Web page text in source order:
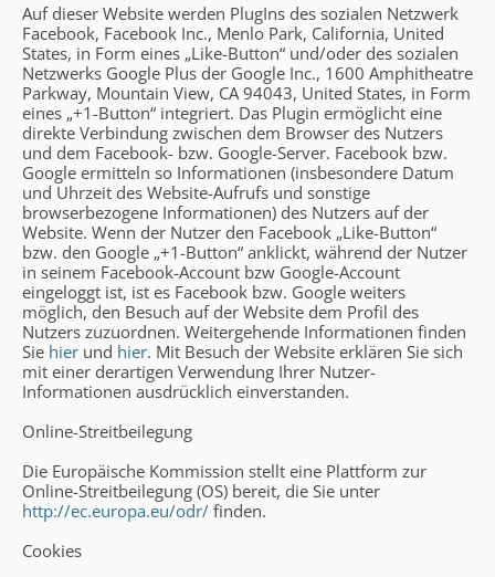
Auf dieser Website werden PlugIns des sozialen Netzwerk
Facebook, Facebook Inc., Menlo Park, California, United
States, in Form eines „Like-Button“ und/oder des sozialen
Netzwerks Google Plus der Google Inc., 1600 Amphitheatre
Parkway, Mountain View, CA 94043, United States, in Form
eines „+1-Button“ integriert. Das Plugin ermöglicht eine
direkte Verbindung zwischen dem Browser des Nutzers
und dem Facebook- bzw. Google-Server. Facebook bzw.
Google ermitteln so Informationen (insbesondere Datum
und Uhrzeit des Website-Aufrufs und sonstige
browserbezogene Informationen) des Nutzers auf der
Website. Wenn der Nutzer den Facebook „Like-Button“
bzw. den Google „+1-Button“ anklickt, während der Nutzer
in seinem Facebook-Account bzw Google-Account
eingeloggt ist, ist es Facebook bzw. Google weiters
möglich, den Besuch auf der Website dem Profil des
Nutzers zuzuordnen. Weitergehende Informationen finden
Sie hier und hier. Mit Besuch der Website erklären Sie sich
mit einer derartigen Verwendung Ihrer Nutzer-
Informationen ausdrücklich einverstanden.
Online-Streitbeilegung
Die Europäische Kommission stellt eine Plattform zur
Online-Streitbeilegung (OS) bereit, die Sie unter
http://ec.europa.eu/odr/ finden.
Cookies